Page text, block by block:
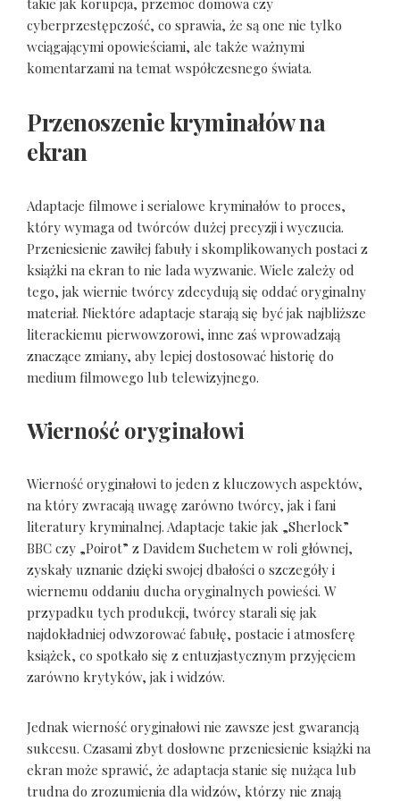
cyberprzestępczość, co sprawia, że są one nie tylko
wciągającymi opowieściami, ale także ważnymi
komentarzami na temat współczesnego świata.
Przenoszenie kryminałów na
ekran
Adaptacje filmowe i serialowe kryminałów to proces,
który wymaga od twórców dużej precyzji i wyczucia.
Przeniesienie zawiłej fabuły i skomplikowanych postaci z
książki na ekran to nie lada wyzwanie. Wiele zależy od
tego, jak wiernie twórcy zdecydują się oddać oryginalny
materiał. Niektóre adaptacje starają się być jak najbliższe
literackiemu pierwowzorowi, inne zaś wprowadzają
znaczące zmiany, aby lepiej dostosować historię do
medium filmowego lub telewizyjnego.
Wierność oryginałowi
Wierność oryginałowi to jeden z kluczowych aspektów,
na który zwracają uwagę zarówno twórcy, jak i fani
literatury kryminalnej. Adaptacje takie jak „Sherlock”
BBC czy „Poirot” z Davidem Suchetem w roli głównej,
zyskały uznanie dzięki swojej dbałości o szczegóły i
wiernemu oddaniu ducha oryginalnych powieści. W
przypadku tych produkcji, twórcy starali się jak
najdokładniej odwzorować fabułę, postacie i atmosferę
książek, co spotkało się z entuzjastycznym przyjęciem
zarówno krytyków, jak i widzów.
Jednak wierność oryginałowi nie zawsze jest gwarancją
sukcesu. Czasami zbyt dosłowne przeniesienie książki na
ekran może sprawić, że adaptacja stanie się nużąca lub
trudna do zrozumienia dla widzów, którzy nie znają